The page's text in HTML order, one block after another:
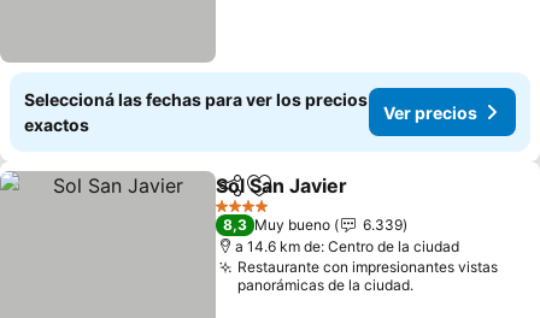
Seleccioná las fechas para ver los precios
exactos
Ver precios
CompartirAñadir a favoritos
Sol San Javier
4 Estrellas
8,3 Muy bueno
6.339
a 14.6 km de: Centro de la ciudad
Restaurante con impresionantes vistas
panorámicas de la ciudad.